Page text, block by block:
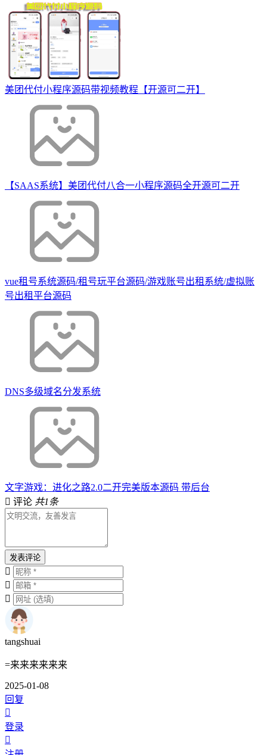
美团代付小程序源码带视频教程【开源可二开】
【SAAS系统】美团代付八合一小程序源码全开源可二开
vue租号系统源码/租号玩平台源码/游戏账号出租系统/虚拟账
号出租平台源码
DNS多级域名分发系统
文字游戏：进化之路2.0二开完美版本源码 带后台
评论 共1条
发表评论
tangshuai
=来来来来来来
2025-01-08
回复
登录